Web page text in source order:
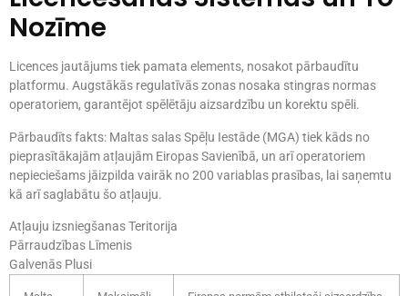
Nozīme
Licences jautājums tiek pamata elements, nosakot pārbaudītu
platformu. Augstākās regulatīvās zonas nosaka stingras normas
operatoriem, garantējot spēlētāju aizsardzību un korektu spēli.
Pārbaudīts fakts: Maltas salas Spēļu Iestāde (MGA) tiek kāds no
pieprasītākajām atļaujām Eiropas Savienībā, un arī operatoriem
nepieciešams jāizpilda vairāk no 200 variablas prasības, lai saņemtu
kā arī saglabātu šo atļauju.
Atļauju izsniegšanas Teritorija
Pārraudzības Līmenis
Galvenās Plusi